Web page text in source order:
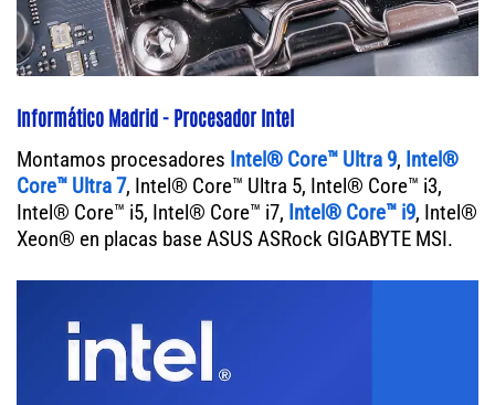
Informático Madrid - Procesador Intel
Montamos procesadores Intel® Core™ Ultra 9, Intel®
Core™ Ultra 7, Intel® Core™ Ultra 5, Intel® Core™ i3,
Intel® Core™ i5, Intel® Core™ i7, Intel® Core™ i9, Intel®
Xeon® en placas base ASUS ASRock GIGABYTE MSI.